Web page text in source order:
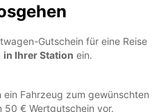
Gutschein für eine Reise
in Ihrer Station ein.
Fahrzeug zum gewünschten
€ Wertgutschein vor.